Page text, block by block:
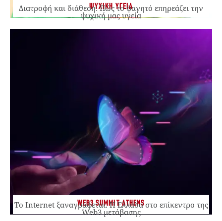
ΨΥΧΙΚΗ ΥΓΕΙΑ
Διατροφή και διάθεση: Πώς το φαγητό επηρεάζει την
ψυχική μας υγεία
WEB3 SUMMIT ATHENS
Το Internet ξαναγράφεται. Η Ελλάδα στο επίκεντρο της
Web3 μετάβασης